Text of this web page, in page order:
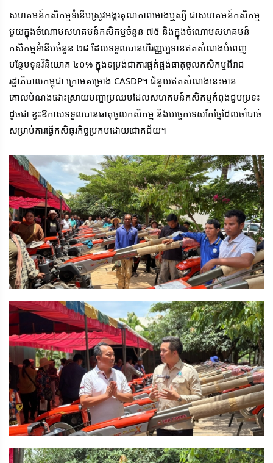
សហគមន៍កសិកម្មទំនើបស្រូវអង្ករគុណភាពមោងឬស្សី ជាសហគមន៍កសិកម្ម
មួយក្នុងចំណោមសហគមន៍កសិកម្មចំនួន ៧៥ និងក្នុងចំណោមសហគមន៍
កសិកម្មទំនើបចំនួន ២៨ ដែលទទួលបានហិរញ្ញប្បទានឥតសំណងបំពេញ
បន្ថែមទុនវិនិយោគ ៤០% ក្នុងទម្រង់ជាការផ្គត់ផ្គង់ធាតុចូលកសិកម្មពីរាជ
រដ្ឋាភិបាលកម្ពុជា ក្រោមគម្រោង CASDP។ ជំនួយឥតសំណងនេះមាន
គោលបំណងដោះស្រាយបញ្ហាប្រឈមដែលសហគមន៍កសិកម្មកំពុងជួបប្រទះ
ដូចជា ខ្វះឱកាសទទួលបានធាតុចូលកសិកម្ម និងបច្ចេកទេសកែច្នៃដែលចាំបាច់
សម្រាប់ការធ្វើកសិធុរកិច្ចប្រកបដោយជោគជ័យ។